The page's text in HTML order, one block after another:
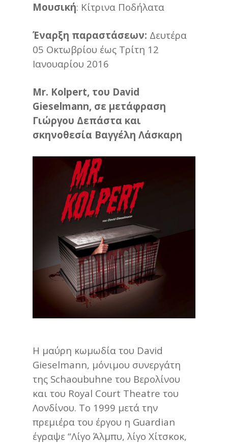
Μουσική: Κίτρινα Ποδήλατα
Έναρξη παραστάσεων: Δευτέρα
05 Οκτωβρίου έως Τρίτη 12
Ιανουαρίου 2016
Mr. Kolpert, του David
Gieselmann, σε μετάφραση
Γιώργου Δεπάστα και
σκηνοθεσία Βαγγέλη Λάσκαρη
Η μαύρη κωμωδία του David
Gieselmann, μόνιμου συνεργάτη
της Schaoubuhne του Βερολίνου
και του Royal Court Theatre του
Λονδίνου. Το 1999 μετά την
πρεμιέρα του έργου η Guardian
έγραψε “Λίγο Άλμπυ, λίγο Χίτσκοκ,